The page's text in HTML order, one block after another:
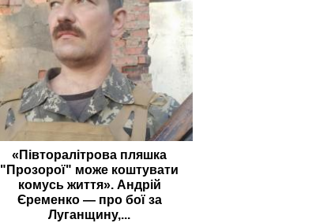
«Півторалітрова пляшка
"Прозорої" може коштувати
комусь життя». Андрій
Єременко — про бої за
Луганщину,...